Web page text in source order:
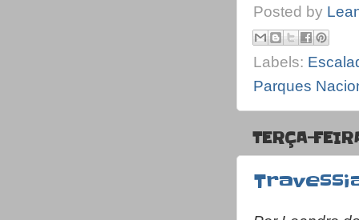
Posted by
Labels:
Parques
TERÇA-